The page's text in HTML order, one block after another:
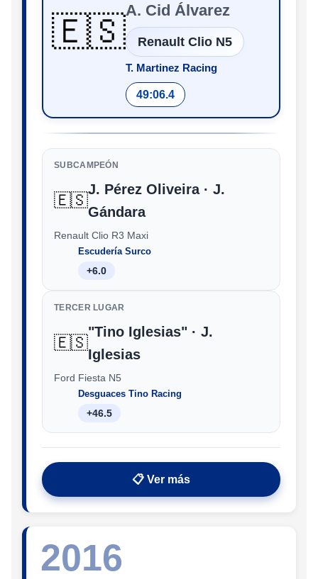
🇪🇸
A. Cid Álvarez
Renault Clio N5
T. Martinez Racing
49:06.4
SUBCAMPEÓN
🇪🇸
J. Pérez Oliveira · J.
Gándara
Renault Clio R3 Maxi
Escudería Surco
+6.0
TERCER LUGAR
🇪🇸
"Tino Iglesias" · J.
Iglesias
Ford Fiesta N5
Desguaces Tino Racing
+46.5
📋 Ver más
2016